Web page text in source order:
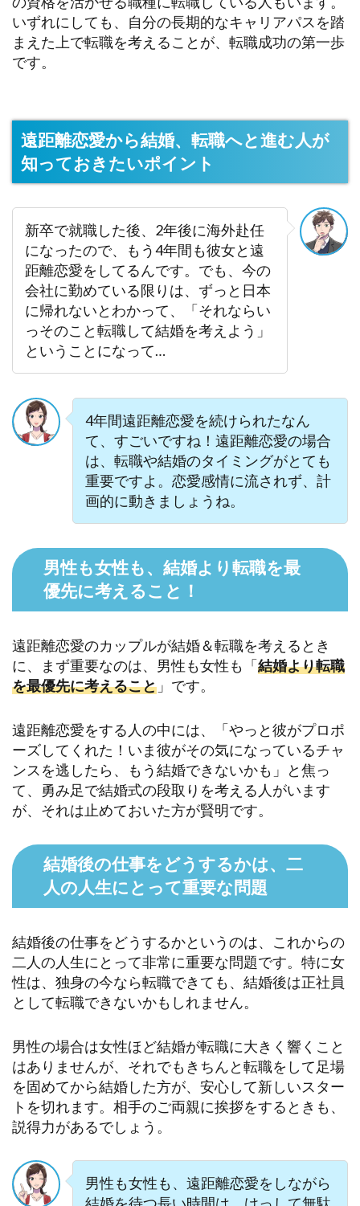
いずれにしても、自分の長期的なキャリアパスを踏
まえた上で転職を考えることが、転職成功の第一歩
です。
遠距離恋愛から結婚、転職へと進む人が
知っておきたいポイント
新卒で就職した後、2年後に海外赴任
になったので、もう4年間も彼女と遠
距離恋愛をしてるんです。でも、今の
会社に勤めている限りは、ずっと日本
に帰れないとわかって、「それならい
っそのこと転職して結婚を考えよう」
ということになって…
4年間遠距離恋愛を続けられたなん
て、すごいですね！遠距離恋愛の場合
は、転職や結婚のタイミングがとても
重要ですよ。恋愛感情に流されず、計
画的に動きましょうね。
男性も女性も、結婚より転職を最
優先に考えること！
遠距離恋愛のカップルが結婚＆転職を考えるとき
に、まず重要なのは、男性も女性も「結婚より転職
を最優先に考えること 」です。
遠距離恋愛をする人の中には、「やっと彼がプロポ
ーズしてくれた！いま彼がその気になっているチャ
ンスを逃したら、もう結婚できないかも」と焦っ
て、勇み足で結婚式の段取りを考える人がいます
が、それは止めておいた方が賢明です。
結婚後の仕事をどうするかは、二
人の人生にとって重要な問題
結婚後の仕事をどうするかというのは、これからの
二人の人生にとって非常に重要な問題です。特に女
性は、独身の今なら転職できても、結婚後は正社員
として転職できないかもしれません。
男性の場合は女性ほど結婚が転職に大きく響くこと
はありませんが、それでもきちんと転職をして足場
を固めてから結婚した方が、安心して新しいスター
トを切れます。相手のご両親に挨拶をするときも、
説得力があるでしょう。
男性も女性も、遠距離恋愛をしながら